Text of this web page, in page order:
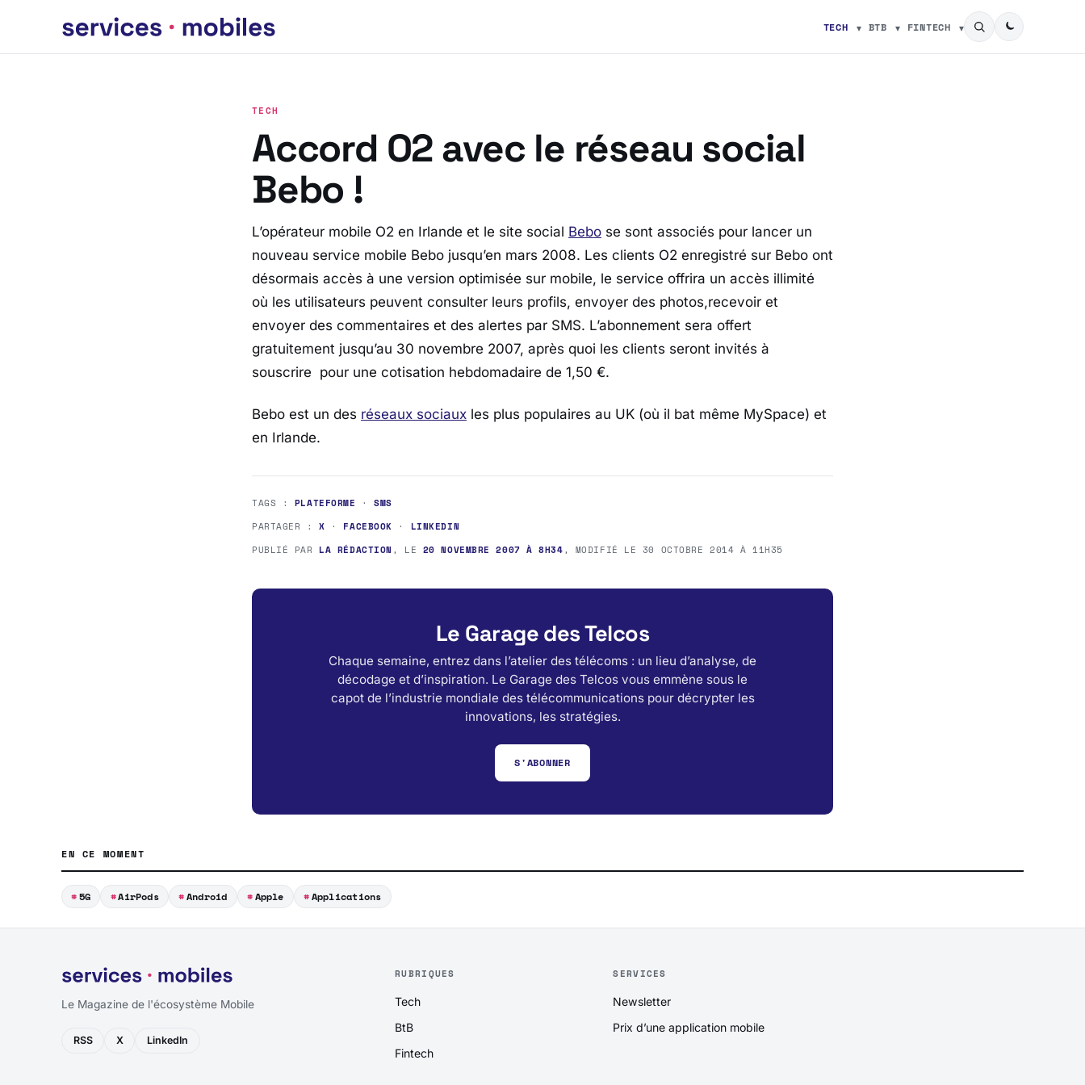
TECH BTB FINTECH
TECH
Accord O2 avec le réseau social
Bebo !
L’opérateur mobile O2 en Irlande et le site social Bebo se sont associés pour lancer un
nouveau service mobile Bebo jusqu’en mars 2008. Les clients O2 enregistré sur Bebo ont
désormais accès à une version optimisée sur mobile, le service offrira un accès illimité
où les utilisateurs peuvent consulter leurs profils, envoyer des photos,recevoir et
envoyer des commentaires et des alertes par SMS. L’abonnement sera offert
gratuitement jusqu’au 30 novembre 2007, après quoi les clients seront invités à
souscrire pour une cotisation hebdomadaire de 1,50 €.
Bebo est un des réseaux sociaux les plus populaires au UK (où il bat même MySpace) et
en Irlande.
TAGS : PLATEFORME ·SMS
PARTAGER :X · FACEBOOK · LINKEDIN
PUBLIÉ PAR LA RÉDACTION , LE 20 NOVEMBRE 2007 À 8H34, MODIFIÉ LE 30 OCTOBRE 2014 À 11H35
Le Garage des Telcos
Chaque semaine, entrez dans l’atelier des télécoms : un lieu d’analyse, de
décodage et d’inspiration. Le Garage des Telcos vous emmène sous le
capot de l’industrie mondiale des télécommunications pour décrypter les
innovations, les stratégies.
S'ABONNER
EN CE MOMENT
5G AirPods Android Apple Applications
Le Magazine de l'écosystème Mobile
RSS X LinkedIn
RUBRIQUES
Tech
BtB
Fintech
SERVICES
Newsletter
Prix d’une application mobile